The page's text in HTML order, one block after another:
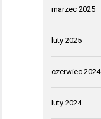
marzec 2025
luty 2025
czerwiec 2024
luty 2024